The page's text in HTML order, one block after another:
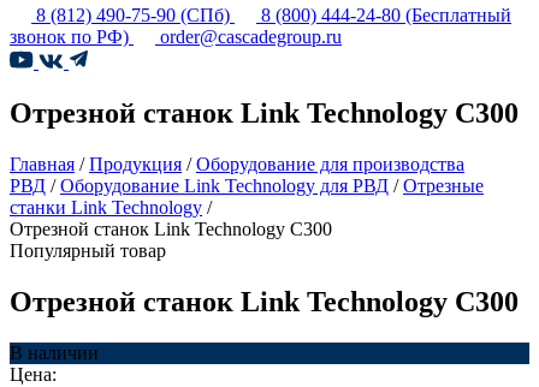
8 (812) 490-75-90 (СПб) 8 (800) 444-24-80 (Бесплатный
звонок по РФ)
order@cascadegroup.ru
Отрезной станок Link Technology C300
Главная /Продукция /Оборудование для производства
РВД /Оборудование Link Technology для РВД /Отрезные
станки Link Technology /
Отрезной станок Link Technology C300
Популярный товар
Отрезной станок Link Technology C300
В наличии
Цена: